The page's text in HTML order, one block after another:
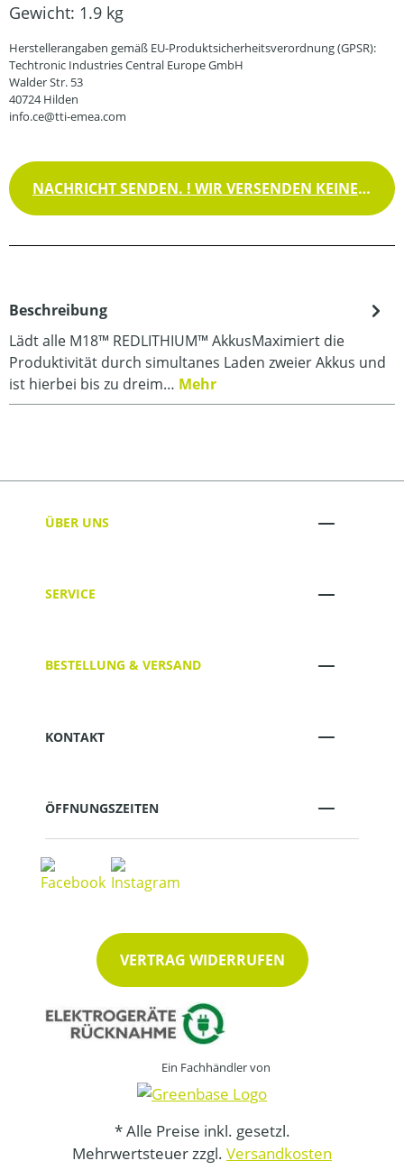
Gewicht: 1.9 kg
Herstellerangaben gemäß EU-Produktsicherheitsverordnung (GPSR):
Techtronic Industries Central Europe GmbH
Walder Str. 53
40724 Hilden
info.ce@tti-emea.com
NACHRICHT SENDEN. ! WIR VERSENDEN KEINE WAREN !
Beschreibung
Lädt alle M18™ REDLITHIUM™ AkkusMaximiert die
Produktivität durch simultanes Laden zweier Akkus und
ist hierbei bis zu dreim… Mehr
ÜBER UNS
SERVICE
BESTELLUNG & VERSAND
KONTAKT
ÖFFNUNGSZEITEN
VERTRAG WIDERRUFEN
Ein Fachhändler von
* Alle Preise inkl. gesetzl.
Mehrwertsteuer zzgl. Versandkosten